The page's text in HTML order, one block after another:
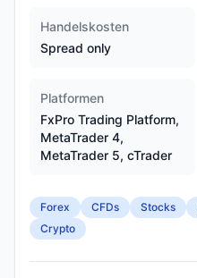
Handelskosten
Spread only
Platformen
FxPro Trading Platform,
MetaTrader 4,
MetaTrader 5, cTrader
Forex CFDs Stocks
Crypto